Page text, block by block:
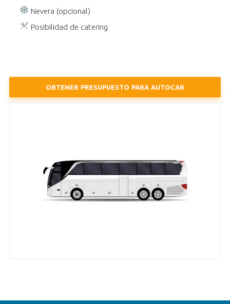
Nevera (opcional)
Posibilidad de catering
OBTENER PRESUPUESTO PARA AUTOCAR